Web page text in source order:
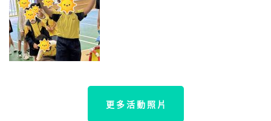
更 多 活 動 照 片